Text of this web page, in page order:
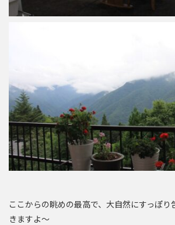
ここからの眺めの最高で、大自然にすっぽ
きますよ～